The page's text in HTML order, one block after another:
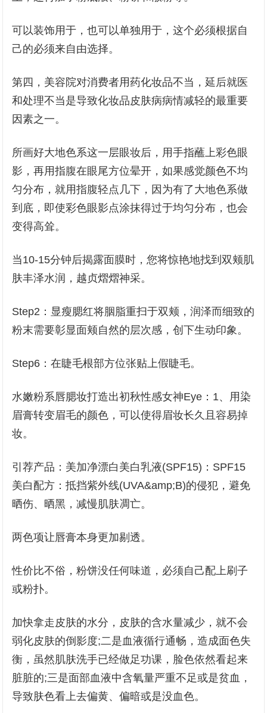
可以装饰用于，也可以单独用于，这个必须根据自
己的必须来自由选择。
第四，美容院对消费者用药化妆品不当，延后就医
和处理不当是导致化妆品皮肤病病情减轻的最重要
因素之一。
所画好大地色系这一层眼妆后，用手指蘸上彩色眼
影，再用指腹在眼尾方位晕开，如果感觉颜色不均
匀分布，就用指腹轻点几下，因为有了大地色系做
到底，即使彩色眼影点涂抹得过于均匀分布，也会
变得高耸。
当10-15分钟后揭露面膜时，您将惊艳地找到双颊肌
肤丰泽水润，越贞熠熠神采。
Step2：显瘦腮红将胭脂重扫于双颊，润泽而细致的
粉末需要彰显面颊自然的层次感，创下生动印象。
Step6：在睫毛根部方位张贴上假睫毛。
水嫩粉系唇腮妆打造出初秋性感女神Eye：1、用染
眉膏转变眉毛的颜色，可以使得眉妆长久且容易掉
妆。
引荐产品：美加净漂白美白乳液(SPF15)：SPF15
美白配方：抵挡紫外线(UVA&amp;B)的侵犯，避免
晒伤、晒黑，减慢肌肤凋亡。
两色项让唇膏本身更加剔透。
性价比不俗，粉饼没任何味道，必须自己配上刷子
或粉扑。
加快拿走皮肤的水分，皮肤的含水量减少，就不会
弱化皮肤的倒影度;二是血液循行通畅，造成面色失
衡，虽然肌肤洗手已经做足功课，脸色依然看起来
脏脏的;三是面部血液中含氧量严重不足或是贫血，
导致肤色看上去偏黄、偏暗或是没血色。